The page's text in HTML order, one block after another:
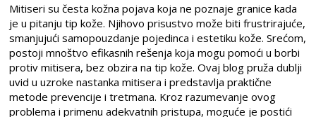
Mitiseri su česta kožna pojava koja ne poznaje granice kada
je u pitanju tip kože. Njihovo prisustvo može biti frustrirajuće,
smanjujući samopouzdanje pojedinca i estetiku kože. Srećom,
postoji mnoštvo efikasnih rešenja koja mogu pomoći u borbi
protiv mitisera, bez obzira na tip kože. Ovaj blog pruža dublji
uvid u uzroke nastanka mitisera i predstavlja praktične
metode prevencije i tretmana. Kroz razumevanje ovog
problema i primenu adekvatnih pristupa, moguće je postići